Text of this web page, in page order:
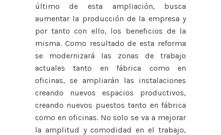
último de esta ampliación, busca
aumentar la producción de la empresa y
por tanto con ello, los beneficios de la
misma. Como resultado de esta reforma
se modernizará las zonas de trabajo
actuales tanto en fábrica como en
oficinas, se ampliarán las instalaciones
creando nuevos espacios productivos,
creando nuevos puestos tanto en fábrica
como en oficinas. No solo se va a mejorar
la amplitud y comodidad en el trabajo,